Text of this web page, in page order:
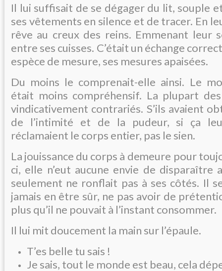
Il lui suffisait de se dégager du lit, souple
ses vêtements en silence et de tracer. En
rêve au creux des reins. Emmenant leur
entre ses cuisses. C’était un échange
espèce de mesure, ses mesures apaisées.
Du moins le comprenait-elle ainsi. Le
était moins compréhensif. La plupart
vindicativement contrariés. S’ils avaient
de l’intimité et de la pudeur, si ça
réclamaient le corps entier, pas le sien.
La jouissance du corps à demeure pour
ci, elle n’eut aucune envie de disparaître
seulement ne ronflait pas à ses côtés. Il
jamais en être sûr, ne pas avoir de
plus qu’il ne pouvait à l’instant consommer.
Il lui mit doucement la main sur l’épaule.
T’es belle tu sais !
Je sais, tout le monde est beau, cela